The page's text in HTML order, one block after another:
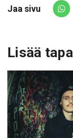
Jaa sivu
Lisää